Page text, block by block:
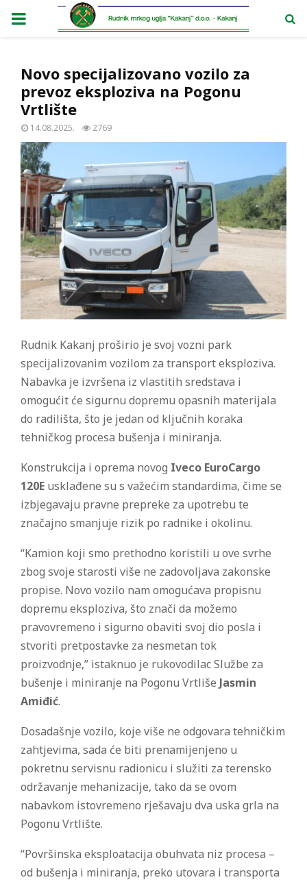
PRIMARY
Novo specijalizovano vozilo za
prevoz eksploziva na Pogonu
Vrtlište
14.08.2025. 2769
Rudnik Kakanj proširio je svoj vozni park
specijalizovanim vozilom za transport eksploziva.
Nabavka je izvršena iz vlastitih sredstava i
omogućit će sigurnu dopremu opasnih materijala
do radilišta, što je jedan od ključnih koraka
tehničkog procesa bušenja i miniranja.
Konstrukcija i oprema novog Iveco EuroCargo
120E usklađene su s važećim standardima, čime se
izbjegavaju pravne prepreke za upotrebu te
značajno smanjuje rizik po radnike i okolinu.
“Kamion koji smo prethodno koristili u ove svrhe
zbog svoje starosti više ne zadovoljava zakonske
propise. Novo vozilo nam omogućava propisnu
dopremu eksploziva, što znači da možemo
pravovremeno i sigurno obaviti svoj dio posla i
stvoriti pretpostavke za nesmetan tok
proizvodnje,” istaknuo je rukovodilac Službe za
bušenje i miniranje na Pogonu Vrtliše Jasmin
Amiđić.
Dosadašnje vozilo, koje više ne odgovara tehničkim
zahtjevima, sada će biti prenamijenjeno u
pokretnu servisnu radionicu i služiti za terensko
održavanje mehanizacije, tako da se ovom
nabavkom istovremeno rješavaju dva uska grla na
Pogonu Vrtlište.
“Površinska eksploatacija obuhvata niz procesa –
od bušenja i miniranja, preko utovara i transporta